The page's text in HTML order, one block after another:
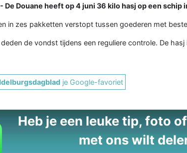
- De Douane heeft op 4 juni 36 kilo hasj op een
in zes pakketten verstopt tussen goederen met
de vondst tijdens een reguliere controle. De
je Google-favoriet
Heb je een leuke tip, foto
met ons wilt